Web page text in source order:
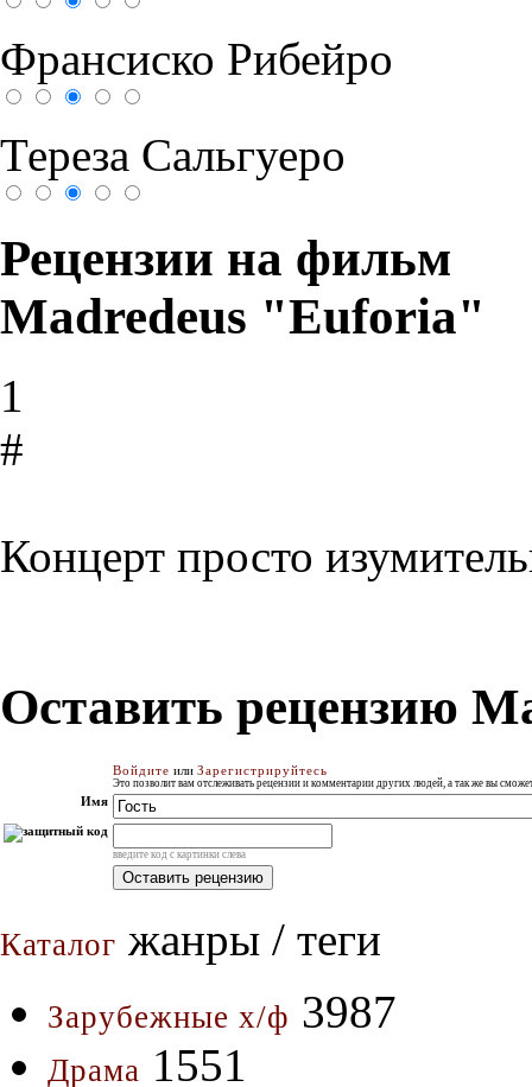
Франсиско Рибейро
Тереза Сальгуеро
Рецензии на фильм
Madredeus "Euforia"
1
#
Концерт просто
Оставить рецензию
Войдите или Зарегистрируйтесь
Это позволит вам отслеживать рецензии и комментарии других людей, а так же вы
Имя
введите код с картинки слева
Каталог жанры / теги
Зарубежные х/ф 3987
Драма 1551